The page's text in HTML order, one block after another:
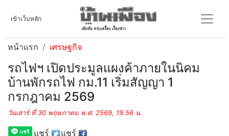
เข้าเว็บหลัก
หน้าแรก เศรษฐกิจ
รถไฟฯ เปิดประมูลแผงค้าภายในนิคม
บ้านพักรถไฟ กม.11 เริ่มสัญญา 1
กรกฎาคม 2569
วันเสาร์ ที่ 30 พฤษภาคม พ.ศ. 2569, 19.56 น.
แชร์ แชร์